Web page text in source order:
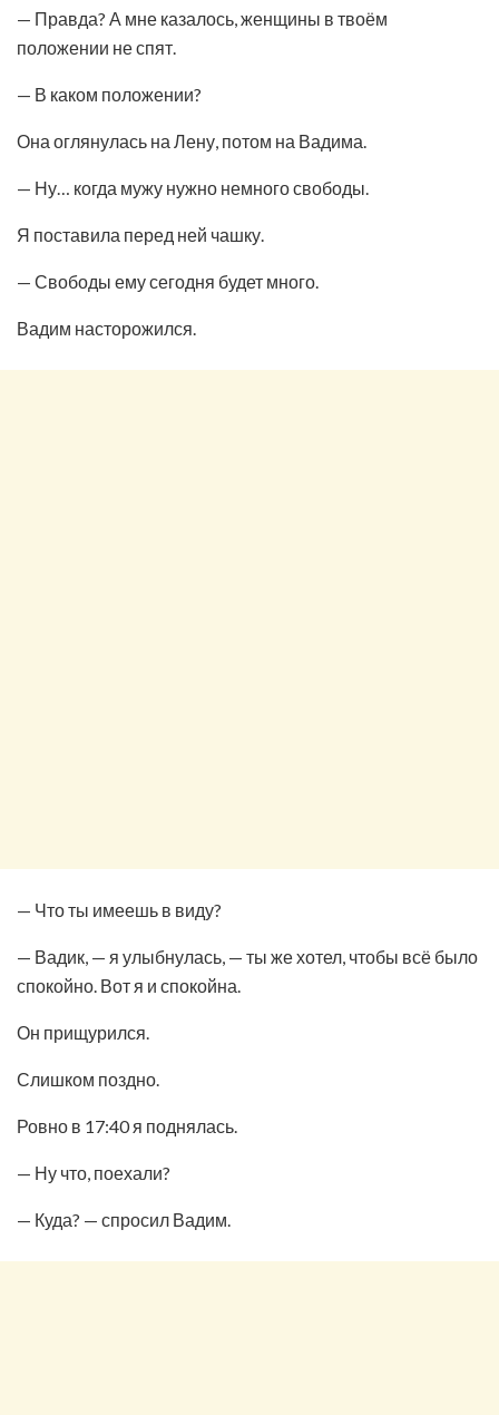
— Правда? А мне казалось, женщины в твоём
положении не спят.
— В каком положении?
Она оглянулась на Лену, потом на Вадима.
— Ну… когда мужу нужно немного свободы.
Я поставила перед ней чашку.
— Свободы ему сегодня будет много.
Вадим насторожился.
— Что ты имеешь в виду?
— Вадик, — я улыбнулась, — ты же хотел, чтобы всё было
спокойно. Вот я и спокойна.
Он прищурился.
Слишком поздно.
Ровно в 17:40 я поднялась.
— Ну что, поехали?
— Куда? — спросил Вадим.